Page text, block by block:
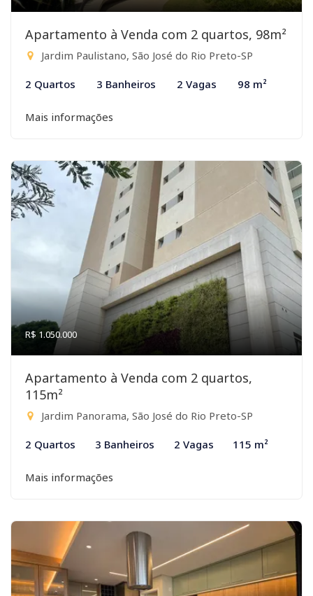
Apartamento à Venda com 2 quartos, 98m²
Jardim Paulistano, São José do Rio Preto-SP
2 Quartos 3 Banheiros 2 Vagas 98 m²
Mais informações
R$ 1.050.000
Apartamento à Venda com 2 quartos,
115m²
Jardim Panorama, São José do Rio Preto-SP
2 Quartos 3 Banheiros 2 Vagas 115 m²
Mais informações